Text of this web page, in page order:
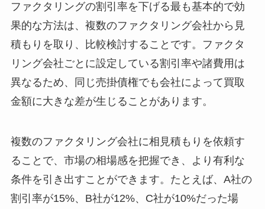
ファクタリングの割引率を下げる最も基本的で効
果的な方法は、複数のファクタリング会社から見
積もりを取り、比較検討することです。ファクタ
リング会社ごとに設定している割引率や諸費用は
異なるため、同じ売掛債権でも会社によって買取
金額に大きな差が生じることがあります。
複数のファクタリング会社に相見積もりを依頼す
ることで、市場の相場感を把握でき、より有利な
条件を引き出すことができます。たとえば、A社の
割引率が15%、B社が12%、C社が10%だった場